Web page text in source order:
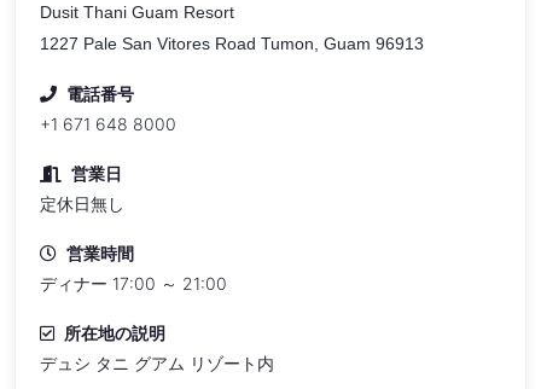
Dusit Thani Guam Resort
1227 Pale San Vitores Road Tumon, Guam 96913
電話番号
+1 671 648 8000
営業日
定休日無し
営業時間
ディナー 17:00 ～ 21:00
所在地の説明
デュシ タニ グアム リゾート内